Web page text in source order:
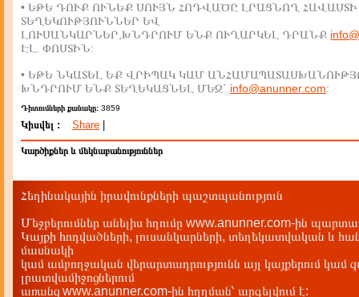
• ԵԹԵ ԴՈՒՔ ՈՒՆԵՔ ՍՈՒՅՆ ՀՈԴՎԱԾԸ ԼՐԱՑՆՈՂ ՀԱՎԱՍՏԻ
ՏԵՂԵԿՈՒԹՅՈՒՆՆԵՐ ԵՎ
ԼՈՒՍԱՆԿԱՐՆԵՐ,ԽՆԴՐՈՒՄ ԵՆՔ ՈՒՂԱՐԿԵԼ ԴՐԱՆՔ
ԷԼ. ՓՈՍՏԻՆ:
• ԵԹԵ ՆԿԱՏԵԼ ԵՔ ՎՐԻՊԱԿ ԿԱՄ
ԽՆԴՐՈՒՄ ԵՆՔ ՏԵՂԵԿԱՑՆԵԼ ՄԵԶ` info@anunner.com:
Դիտումների քանակը: 3859
Կիսվել : Share
Կարծիքներ և մեկնաբանություններ
Հեղինակային իրավունքների պաշտպանություն
Մեջբերումներ անելիս հղումը www.anunner.com-ին
Կայքի հոդվածների, լուսանկարների, տեղեկատվական և
մասնակի
կամ ամբողջական վերարտադրությունն այլ կայքերում կամ
լրատվամիջոցներում
առանց www.anunner.com-ին հղղման՝ արգելվում է: